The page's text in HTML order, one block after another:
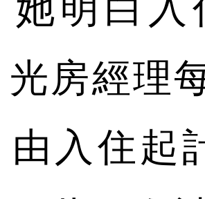
白入
光房經理
由入住起